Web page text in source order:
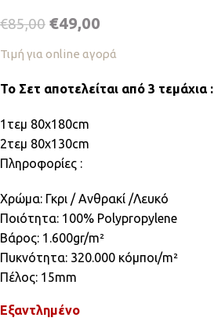
€85,00 €49,00
Τιμή για online αγορά
To Σετ αποτελείται από 3 τεμάχια :
1τεμ 80x180cm
2τεμ 80x130cm
Πληροφορίες :
Χρώμα: Γκρι / Ανθρακί /Λευκό
Ποιότητα: 100% Polypropylene
Βάρος: 1.600gr/m²
Πυκνότητα: 320.000 κόμποι/m²
Πέλος: 15mm
Εξαντλημένο